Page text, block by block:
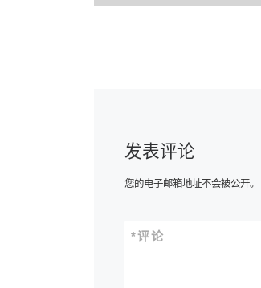
发表评论
您的电子邮箱地址不会被公开。
评论
*